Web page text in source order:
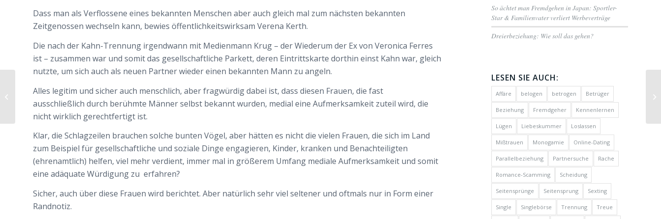
Dass man als Verflossene eines bekannten Menschen aber auch gleich mal zum nächsten bekannten
Zeitgenossen wechseln kann, bewies öffentlichkeitswirksam Verena Kerth.
Die nach der Kahn-Trennung irgendwann mit Medienmann Krug – der Wiederum der Ex von Veronica Ferres
ist – zusammen war und somit das gesellschaftliche Parkett, deren Eintrittskarte dorthin einst Kahn war, gleich
nutzte, um sich auch als neuen Partner wieder einen bekannten Mann zu angeln.
Alles legitim und sicher auch menschlich, aber fragwürdig dabei ist, dass diesen Frauen, die fast
ausschließlich durch berühmte Männer selbst bekannt wurden, medial eine Aufmerksamkeit zuteil wird, die
nicht wirklich gerechtfertigt ist.
Klar, die Schlagzeilen brauchen solche bunten Vögel, aber hätten es nicht die vielen Frauen, die sich im Land
zum Beispiel für gesellschaftliche und soziale Dinge engagieren, Kinder, kranken und Benachteiligten
(ehrenamtlich) helfen, viel mehr verdient, immer mal in größerem Umfang mediale Aufmerksamkeit und somit
eine adäquate Würdigung zu erfahren?
Sicher, auch über diese Frauen wird berichtet. Aber natürlich sehr viel seltener und oftmals nur in Form einer
Randnotiz.
So ächtet man Fremdgehen in Japan: Sportler-
Star & Familienvater verliert Werbeverträge
Dreierbeziehung: Wie soll das gehen?
LESEN SIE AUCH:
Affäre belogen betrogen Betrüger
Beziehung Fremdgeher Kennenlernen
Lügen Liebeskummer Loslassen
Mißtrauen Monogamie Online-Dating
Parallelbeziehung Partnersuche Rache
Romance-Scamming Scheidung
Seitensprünge Seitensprung Sexting
Single Singlebörse Trennung Treue
Ist Treue schwierig?